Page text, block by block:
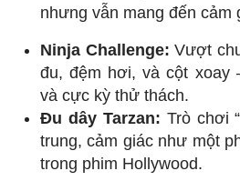
nhưng vẫn mang đến cảm
Ninja Challenge:Vượt
đu, đệm hơi, và cột xoay
và cực kỳ thử thách.
Đu dây Tarzan: Trò chơi
trung, cảm giác như một
trong phim Hollywood.